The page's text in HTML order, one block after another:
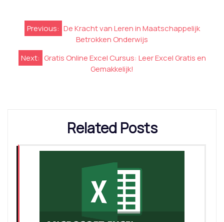
Berichtnavigatie
Previous: De Kracht van Leren in Maatschappelijk
Betrokken Onderwijs
Next: Gratis Online Excel Cursus: Leer Excel Gratis en
Gemakkelijk!
Related Posts